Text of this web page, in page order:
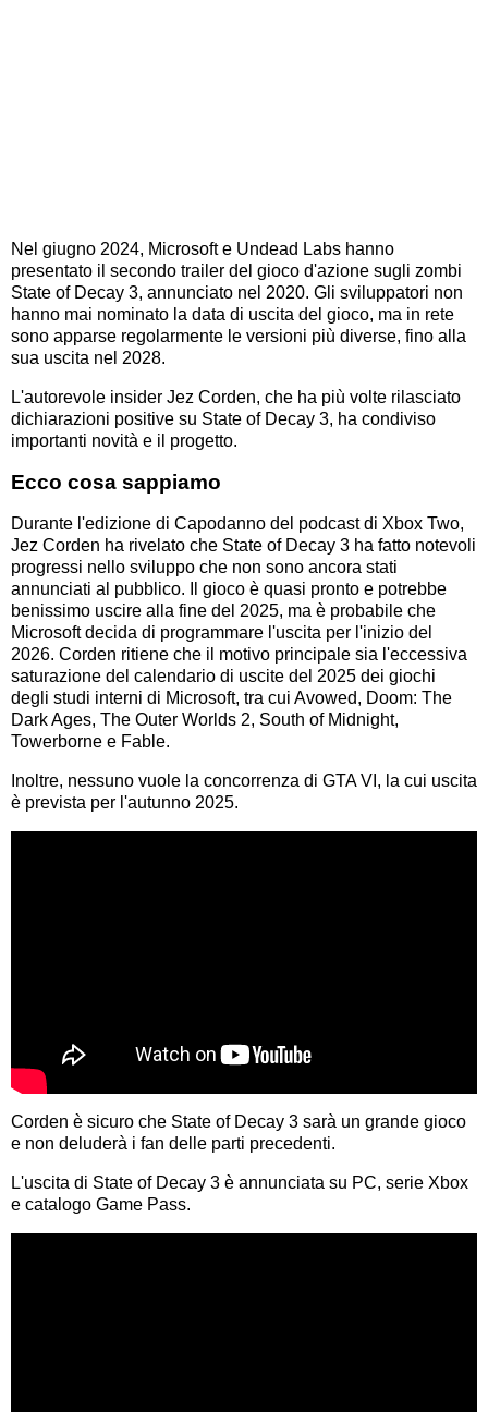
Nel giugno 2024, Microsoft e Undead Labs hanno
presentato il secondo trailer del gioco d'azione sugli zombi
State of Decay 3, annunciato nel 2020. Gli sviluppatori non
hanno mai nominato la data di uscita del gioco, ma in rete
sono apparse regolarmente le versioni più diverse, fino alla
sua uscita nel 2028.
L'autorevole insider Jez Corden, che ha più volte rilasciato
dichiarazioni positive su State of Decay 3, ha condiviso
importanti novità e il progetto.
Ecco cosa sappiamo
Durante l'edizione di Capodanno del podcast di Xbox Two,
Jez Corden ha rivelato che State of Decay 3 ha fatto notevoli
progressi nello sviluppo che non sono ancora stati
annunciati al pubblico. Il gioco è quasi pronto e potrebbe
benissimo uscire alla fine del 2025, ma è probabile che
Microsoft decida di programmare l'uscita per l'inizio del
2026. Corden ritiene che il motivo principale sia l'eccessiva
saturazione del calendario di uscite del 2025 dei giochi
degli studi interni di Microsoft, tra cui Avowed, Doom: The
Dark Ages, The Outer Worlds 2, South of Midnight,
Towerborne e Fable.
Inoltre, nessuno vuole la concorrenza di GTA VI, la cui uscita
è prevista per l'autunno 2025.
Corden è sicuro che State of Decay 3 sarà un grande gioco
e non deluderà i fan delle parti precedenti.
L'uscita di State of Decay 3 è annunciata su PC, serie Xbox
e catalogo Game Pass.